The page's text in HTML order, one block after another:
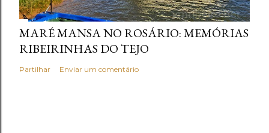
MARÉ MANSA NO ROSÁRIO: MEMÓRIAS
RIBEIRINHAS DO TEJO
Partilhar Enviar um comentário